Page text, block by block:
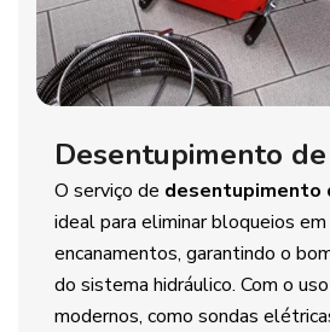
Desentupimento
O serviço de desentupimento
ideal para eliminar bloqueios em
encanamentos, garantindo o
do sistema hidráulico. Com o
modernos, como sondas